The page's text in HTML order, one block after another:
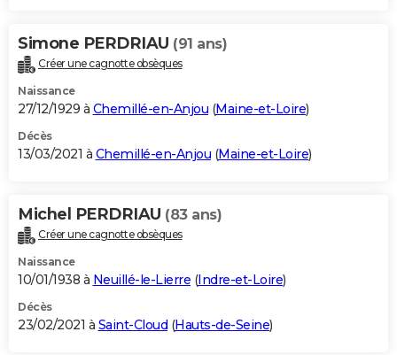
Simone PERDRIAU (91 ans)
Créer une cagnotte obsèques
Naissance
27/12/1929 à Chemillé-en-Anjou (Maine-et-Loire)
Décès
13/03/2021 à Chemillé-en-Anjou (Maine-et-Loire)
Michel PERDRIAU (83 ans)
Créer une cagnotte obsèques
Naissance
10/01/1938 à Neuillé-le-Lierre (Indre-et-Loire)
Décès
23/02/2021 à Saint-Cloud (Hauts-de-Seine)